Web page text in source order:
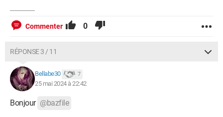
Commenter 0
RÉPONSE 3 / 11
Bellabe30 7
25 mai 2024 à 22:42
Bonjour @bazfile